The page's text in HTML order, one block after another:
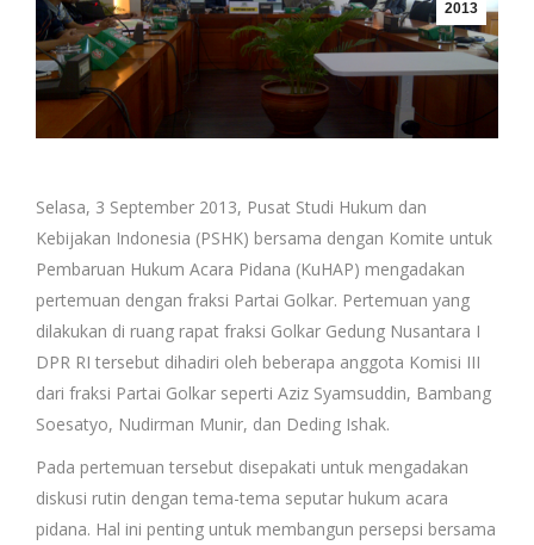
2013
Selasa, 3 September 2013, Pusat Studi Hukum dan
Kebijakan Indonesia (PSHK) bersama dengan Komite untuk
Pembaruan Hukum Acara Pidana (KuHAP) mengadakan
pertemuan dengan fraksi Partai Golkar. Pertemuan yang
dilakukan di ruang rapat fraksi Golkar Gedung Nusantara I
DPR RI tersebut dihadiri oleh beberapa anggota Komisi III
dari fraksi Partai Golkar seperti Aziz Syamsuddin, Bambang
Soesatyo, Nudirman Munir, dan Deding Ishak.
Pada pertemuan tersebut disepakati untuk mengadakan
diskusi rutin dengan tema-tema seputar hukum acara
pidana. Hal ini penting untuk membangun persepsi bersama